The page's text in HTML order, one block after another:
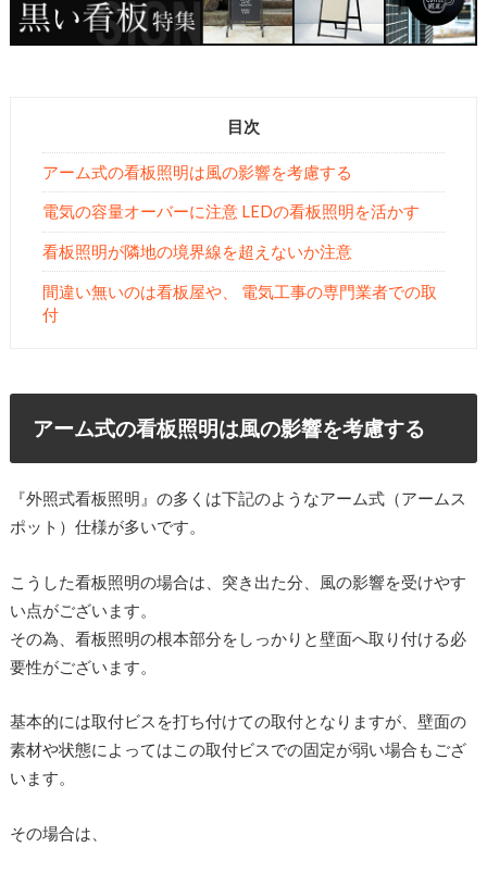
目次
アーム式の看板照明は風の影響を考慮する
電気の容量オーバーに注意 LEDの看板照明を活かす
看板照明が隣地の境界線を超えないか注意
間違い無いのは看板屋や、 電気工事の専門業者での取
付
アーム式の看板照明は風の影響を考慮する
『外照式看板照明』の多くは下記のようなアーム式（アームス
ポット）仕様が多いです。
こうした看板照明の場合は、突き出た分、風の影響を受けやす
い点がございます。
その為、看板照明の根本部分をしっかりと壁面へ取り付ける必
要性がございます。
基本的には取付ビスを打ち付けての取付となりますが、壁面の
素材や状態によってはこの取付ビスでの固定が弱い場合もござ
います。
その場合は、